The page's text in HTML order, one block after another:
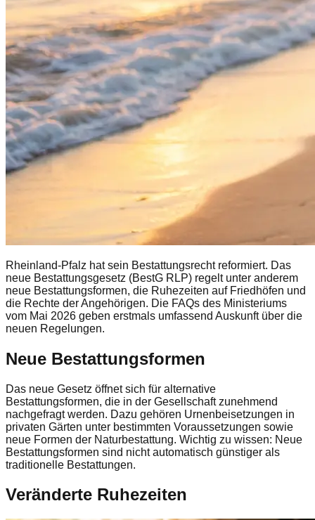
Rheinland-Pfalz hat sein Bestattungsrecht reformiert. Das
neue Bestattungsgesetz (BestG RLP) regelt unter anderem
neue Bestattungsformen, die Ruhezeiten auf Friedhöfen und
die Rechte der Angehörigen. Die FAQs des Ministeriums
vom Mai 2026 geben erstmals umfassend Auskunft über die
neuen Regelungen.
Neue Bestattungsformen
Das neue Gesetz öffnet sich für alternative
Bestattungsformen, die in der Gesellschaft zunehmend
nachgefragt werden. Dazu gehören Urnenbeisetzungen in
privaten Gärten unter bestimmten Voraussetzungen sowie
neue Formen der Naturbestattung. Wichtig zu wissen: Neue
Bestattungsformen sind nicht automatisch günstiger als
traditionelle Bestattungen.
Veränderte Ruhezeiten